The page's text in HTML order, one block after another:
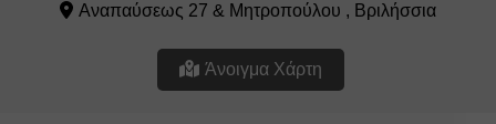
Αναπαύσεως 27 & Μητροπούλου , Βριλήσσια
Άνοιγμα Χάρτη